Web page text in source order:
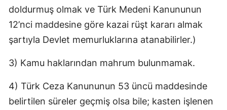
Aksaray
Bayburt
Karaman
Kırıkkale
Batman
doldurmuş olmak ve Türk Medeni Kanununun
12’nci maddesine göre kazai rüşt kararı almak
şartıyla Devlet memurluklarına atanabilirler.)
3) Kamu haklarından mahrum bulunmamak.
4) Türk Ceza Kanununun 53 üncü maddesinde
belirtilen süreler geçmiş olsa bile; kasten işlenen